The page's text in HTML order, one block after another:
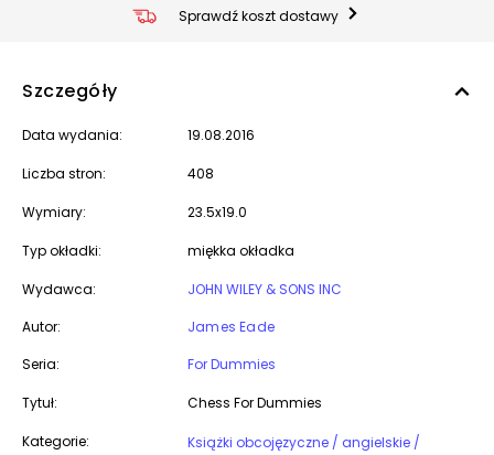
Sprawdź koszt dostawy
Szczegóły
Data wydania: 19.08.2016
Liczba stron: 408
Wymiary: 23.5x19.0
Typ okładki: miękka okładka
Wydawca:
JOHN WILEY & SONS INC
Autor:
James Eade
Seria:
For Dummies
Tytuł: Chess For Dummies
Kategorie:
Książki obcojęzyczne / angielskie /